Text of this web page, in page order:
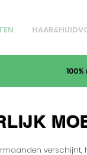
verschijnt,